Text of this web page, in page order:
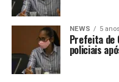
NEWS 5
Prefeita de
policiais